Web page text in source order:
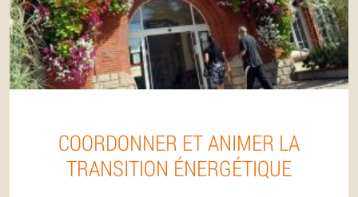
COORDONNER ET ANIMER LA
TRANSITION ÉNERGÉTIQUE